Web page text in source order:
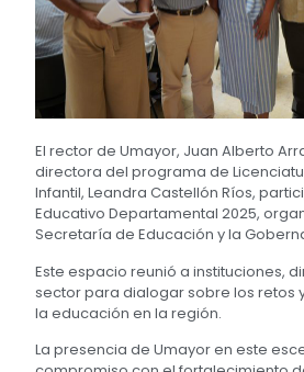
El rector de Umayor, Juan Alberto
directora del programa de
Infantil, Leandra Castellón Ríos,
Educativo Departamental 2025,
Secretaría de Educación y la
Este espacio reunió a instituciones,
sector para dialogar sobre los retos
la educación en la región.
La presencia de Umayor en este